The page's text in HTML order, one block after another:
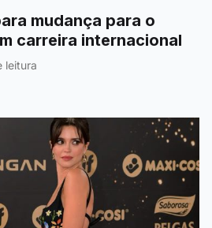
mudança para o
carreira internacional
leitura